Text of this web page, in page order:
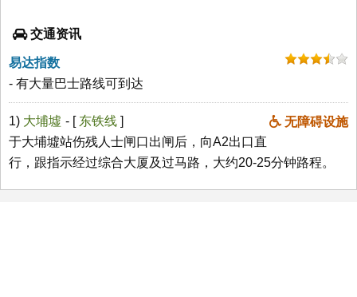
交通资讯
易达指数
- 有大量巴士路线可到达
1) 大埔墟 无障碍设施
- [ 东铁线 ]
于大埔墟站伤残人士闸口出闸后，向A2出口直
行，跟指示经过综合大厦及过马路，大约20-25分钟路程。